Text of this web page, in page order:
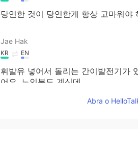
당연한 것이 당연한게 항상 고마워야
Jae Hak
KR EN
휘발유 넣어서 돌리는 간이발전기가
어요. 노인분도 계신데...
Abra o